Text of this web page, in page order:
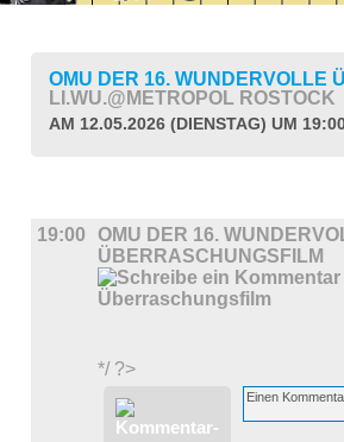
OMU DER 16. WUNDERVOLLE
LI.WU.@METROPOL ROSTOCK
AM 12.05.2026 (DIENSTAG) UM
19:00
OMU DER 16.
ÜBERRASCHUNGSFILM
*/ ?>